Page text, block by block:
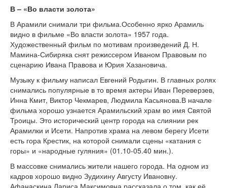
В – «Во власти золота»
В Арамили снимали три фильма.Особенно ярко Арамиль
видно в фильме «Во власти золота» 1957 года.
Художественный фильм по мотивам произведений Д. Н.
Мамина-Сибиряка снят режиссером Иваном Правовым по
сценарию Ивана Правова и Юрия Хазановича.
Музыку к фильму написал Евгений Родыгин. В главных ролях
снимались популярные в то время актеры Иван Переверзев,
Инна Кмит, Виктор Чекмарев, Людмила Касьянова.В начале
фильма хорошо узнается Арамильский храм во имя Святой
Троицы. Это исторический центр города на слиянии рек
Арамилки и Исети. Напротив храма на левом берегу Исети
есть гора Крестик, на которой снимали сцены «катания с
горы» и «народные гуляния» (01.10-05.40 мин.).
В массовке снимались жители нашего города. На одном из
кадров хорошо видно Зудихину Августу Ивановну.
Афанаскина Лариса Максимовна рассказала о том, как её